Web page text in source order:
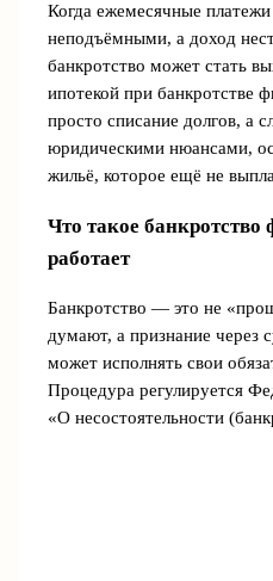
Когда ежемесячные платежи
неподъёмными, а доход
банкротство может стать
ипотекой при банкротстве
просто списание долгов, а
юридическими нюансами,
жильё, которое ещё не
Что такое
работает
Банкротство — это не
думают, а признание через
может исполнять свои
Процедура регулируется
«О несостоятельности